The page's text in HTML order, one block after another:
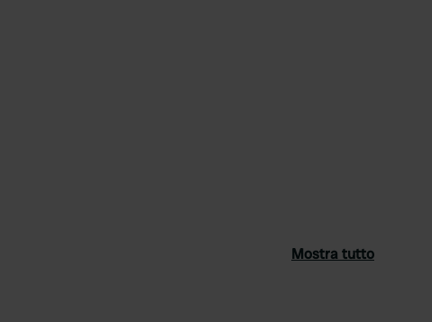
Mostra tutto